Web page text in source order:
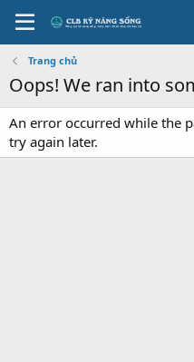
Trang chủ
Oops! We ran into
An error occurred while the
try again later.